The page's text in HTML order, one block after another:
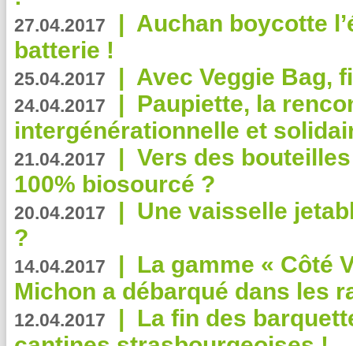
27.04.2017 | Auchan boycotte
batterie !
25.04.2017 | Avec Veggie Bag,
24.04.2017 | Paupiette, la
intergénérationnelle et
21.04.2017 | Vers des
100% biosourcé ?
20.04.2017 | Une vaisselle
?
14.04.2017 | La gamme « Côté
Michon a débarqué dans les
12.04.2017 | La fin des